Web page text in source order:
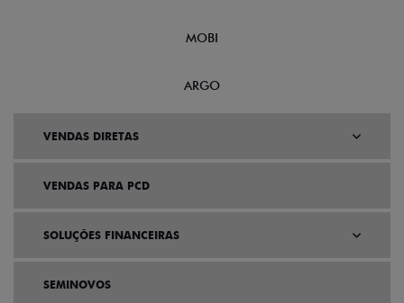
MOBI
ARGO
VENDAS DIRETAS
VENDAS PARA PCD
SOLUÇÕES FINANCEIRAS
SEMINOVOS